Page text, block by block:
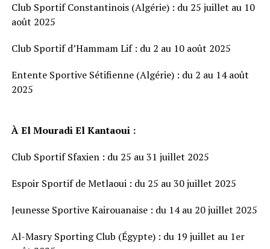
Club Sportif Constantinois (Algérie) : du 25 juillet au 10
août 2025
Club Sportif d’Hammam Lif : du 2 au 10 août 2025
Entente Sportive Sétifienne (Algérie) : du 2 au 14 août
2025
À El Mouradi El Kantaoui :
Club Sportif Sfaxien : du 25 au 31 juillet 2025
Espoir Sportif de Metlaoui : du 25 au 30 juillet 2025
Jeunesse Sportive Kairouanaise : du 14 au 20 juillet 2025
Al-Masry Sporting Club (Égypte) : du 19 juillet au 1er